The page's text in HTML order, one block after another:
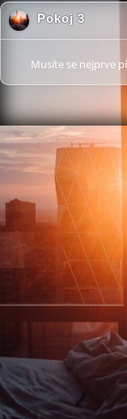
Musíte se nejprve
Pokoj 3